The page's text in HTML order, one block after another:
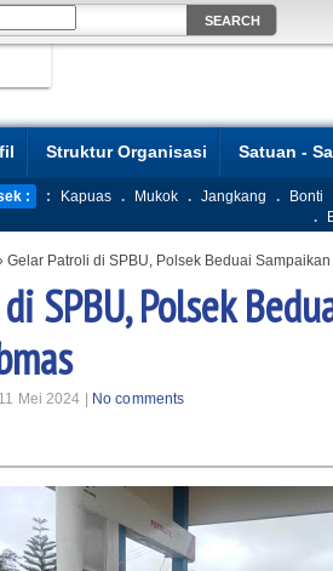
Struktur Organisasi Satuan -
: : Kapuas . Mukok . Jangkang .
Bonti
.
Gelar Patroli di SPBU, Polsek Beduai
SPBU, Polsek
Mei 2024 | No comments